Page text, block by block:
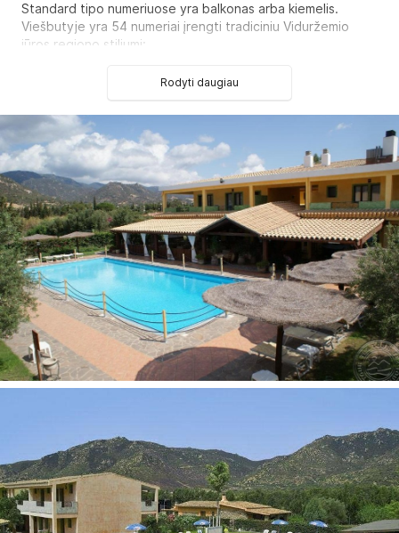
Standard tipo numeriuose yra balkonas arba kiemelis.
Viešbutyje yra 54 numeriai įrengti tradiciniu Viduržemio
jūros regiono stiliumi:
Numeryje:
dušas
oro kondicionierius: yra
plaukų džiovintuvas: yra
telefonas
televizorius: palydovinė
seifas yra
mini baras (užpildymas pagal užklausimą): už papildomą
mokestį
balkonas/terasa
Viešbučio teritorijoje:
restoranai: 1
barai: 1
baseinai: 1 (atviras)
mokestį
automobilių stovėjimo aikštelė: nemokamai
belaidis internetas -registratūroje,: nemokamai
Pramogos ir sportas:
Rodyti daugiau